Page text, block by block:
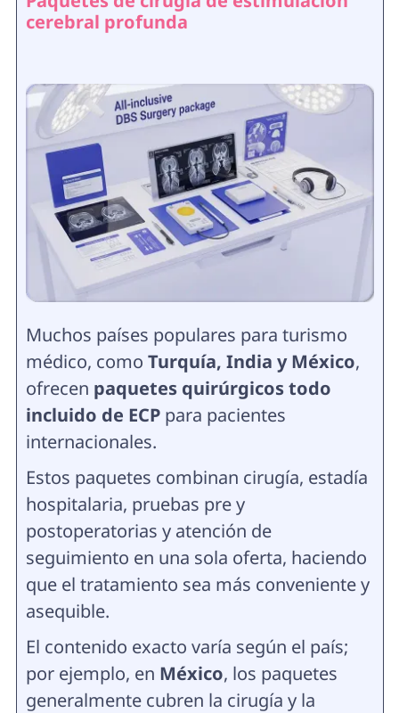
cerebral profunda
Muchos países populares para turismo
médico, como Turquía, India y México,
ofrecen paquetes quirúrgicos todo
incluido de ECPpara pacientes
internacionales.
Estos paquetes combinan cirugía, estadía
hospitalaria, pruebas pre y
postoperatorias y atención de
seguimiento en una sola oferta, haciendo
que el tratamiento sea más conveniente y
asequible.
El contenido exacto varía según el país;
por ejemplo, en México, los paquetes
generalmente cubren la cirugía y la